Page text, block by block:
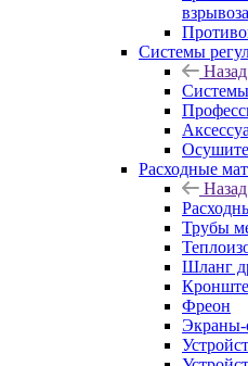
Системы
Назад
Системы
Расходные
Назад
Трубы
Шланг
Фреон
Экраны-